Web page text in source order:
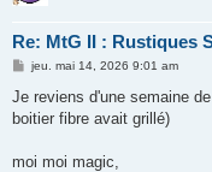
Re: MtG II : Rustiques
M
s
a
jeu. mai 14, 2026 9:01 am
Je reviens d'une semaine
boitier fibre avait grillé)
moi moi magic,